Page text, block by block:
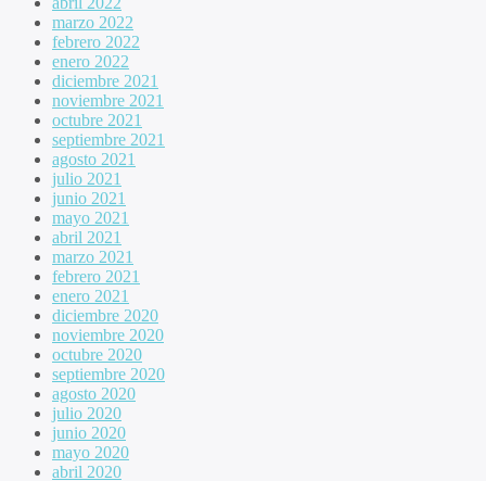
marzo 2022
febrero 2022
enero 2022
diciembre 2021
noviembre 2021
octubre 2021
septiembre 2021
agosto 2021
julio 2021
junio 2021
mayo 2021
abril 2021
marzo 2021
febrero 2021
enero 2021
diciembre 2020
noviembre 2020
octubre 2020
septiembre 2020
agosto 2020
julio 2020
junio 2020
mayo 2020
abril 2020